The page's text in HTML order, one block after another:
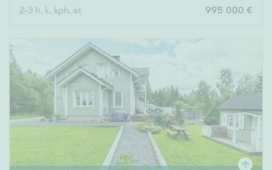
2-3 h, k, kph, et 995 000 €